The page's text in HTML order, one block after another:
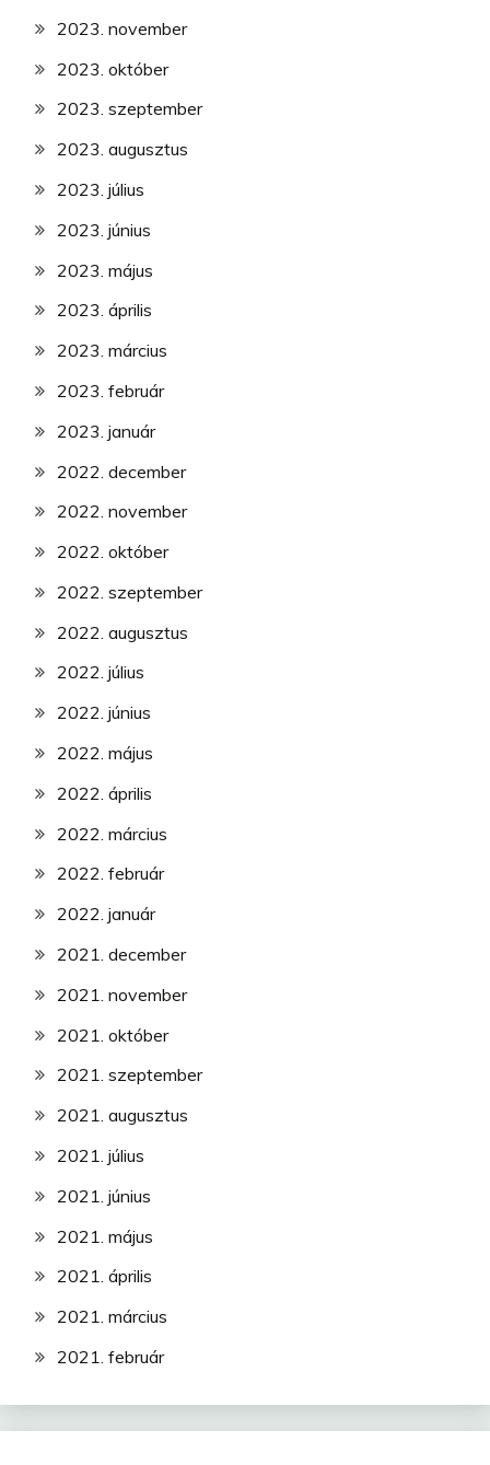
2023. november
2023. október
2023. szeptember
2023. augusztus
2023. július
2023. június
2023. május
2023. április
2023. március
2023. február
2023. január
2022. december
2022. november
2022. október
2022. szeptember
2022. augusztus
2022. július
2022. június
2022. május
2022. április
2022. március
2022. február
2022. január
2021. december
2021. november
2021. október
2021. szeptember
2021. augusztus
2021. július
2021. június
2021. május
2021. április
2021. március
2021. február